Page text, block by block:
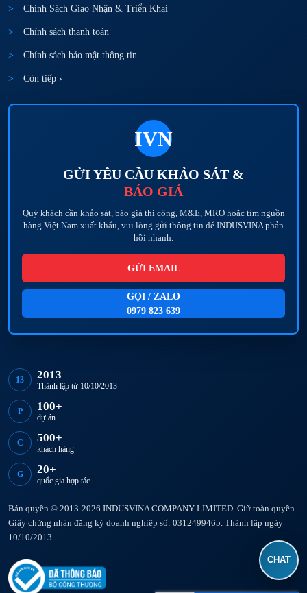
Chính Sách Giao Nhận & Triển Khai
Chính sách thanh toán
Chính sách bảo mật thông tin
Còn tiếp ›
IVN
GỬI YÊU CẦU KHẢO SÁT &
BÁO GIÁ
Quý khách cần khảo sát, báo giá thi công, M&E, MRO hoặc tìm nguồn
hàng Việt Nam xuất khẩu, vui lòng gửi thông tin để INDUSVINA phản
hồi nhanh.
GỬI EMAIL
GỌI / ZALO
0979 823 639
13 2013
Thành lập từ 10/10/2013
P 100+
dự án
C 500+
khách hàng
G 20+
quốc gia hợp tác
Bản quyền © 2013-2026 INDUSVINA COMPANY LIMITED. Giữ toàn quyền.
Giấy chứng nhận đăng ký doanh nghiệp số: 0312499465. Thành lập ngày
10/10/2013.
CHAT